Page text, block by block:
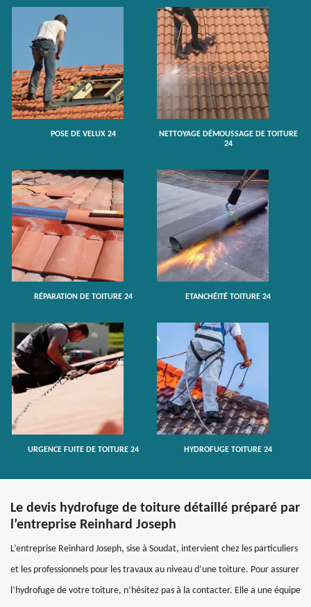
POSE DE VELUX 24
NETTOYAGE DÉMOUSSAGE DE TOITURE
24
RÉPARATION DE TOITURE 24 ETANCHÉITÉ TOITURE 24
URGENCE FUITE DE TOITURE 24 HYDROFUGE TOITURE 24
Le devis hydrofuge de toiture détaillé préparé par
l’entreprise Reinhard Joseph
L’entreprise Reinhard Joseph, sise à Soudat, intervient chez les particuliers
et les professionnels pour les travaux au niveau d’une toiture. Pour assurer
l’hydrofuge de votre toiture, n’hésitez pas à la contacter. Elle a une équipe